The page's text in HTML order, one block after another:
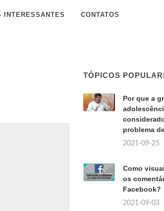
INTERESSANTES CONTATOS
TÓPICOS
Por que a
problema
2021-09-25
Como
os
Facebook?
2021-09-03